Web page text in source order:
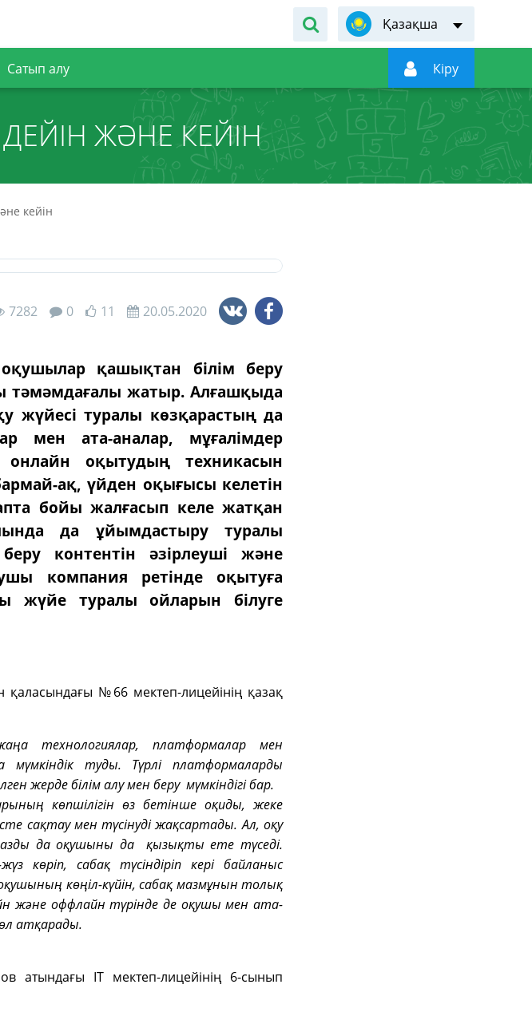
Қазақша
Сатып алу  Кiру
ЖӘНЕ КЕЙІН
кейін
7282 0 11 20.05.2020
қашықтан білім беру
тәмәмдағалы жатыр. Алғашқыда
жүйесі туралы көзқарастың да
мен ата-аналар, мұғалімдер
оқытудың техникасын
ақ, үйден оқығысы келетін
бойы жалғасып келе жатқан
да ұйымдастыру туралы
контентін әзірлеуші және
компания ретінде оқытуға
жүйе туралы ойларын білуге
№66 мектеп-лицейінің қазақ
технологиялар, платформалар мен
мүмкіндік туды. Түрлі платформаларды
жерде білім алу мен беру мүмкіндігі бар.
көпшілігін өз бетінше оқиды, жеке
сақтау мен түсінуді жақсартады. Ал, оқу
да оқушыны да қызықты ете түседі.
көріп, сабақ түсіндіріп кері байланыс
көңіл-күйін, сабақ мазмұнын толық
және оффлайн түрінде де оқушы мен ата-
атқарады.
атындағы ІТ мектеп-лицейінің 6-сынып